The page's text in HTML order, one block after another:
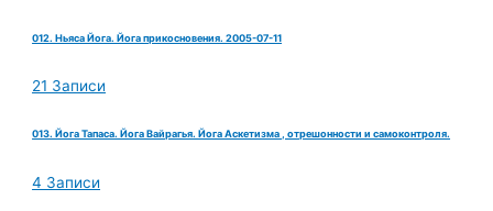
012. Ньяса Йога. Йога прикосновения. 2005-07-11
21 Записи
013. Йога Тапаса. Йога Вайрагья. Йога Аскетизма , отрешонности и самоконтроля.
4 Записи